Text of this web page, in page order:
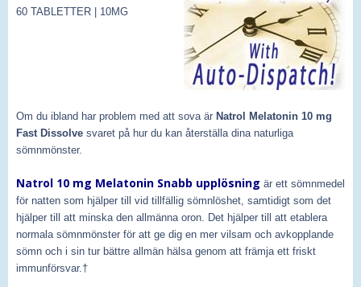
60 TABLETTER | 10MG
Om du ibland har problem med att sova är Natrol Melatonin 10 mg
Fast Dissolve svaret på hur du kan återställa dina naturliga
sömnmönster.
Natrol 10 mg Melatonin Snabb upplösning är ett sömnmedel
för natten som hjälper till vid tillfällig sömnlöshet, samtidigt som det
hjälper till att minska den allmänna oron. Det hjälper till att etablera
normala sömnmönster för att ge dig en mer vilsam och avkopplande
sömn och i sin tur bättre allmän hälsa genom att främja ett friskt
immunförsvar.†